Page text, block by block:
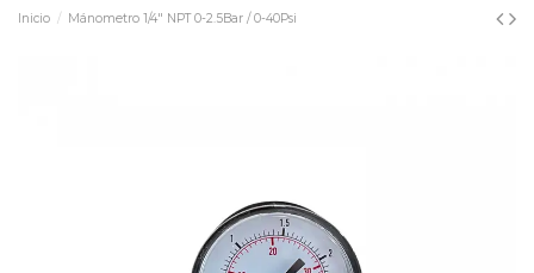
Inicio Mánometro 1/4" NPT 0-2.5Bar / 0-40Psi